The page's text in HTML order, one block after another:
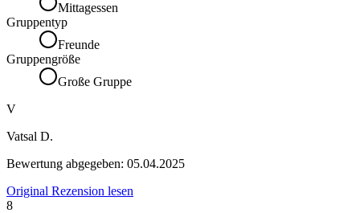
Mittagessen
Gruppentyp
Freunde
Gruppengröße
Große Gruppe
V
Vatsal D.
Bewertung abgegeben: 05.04.2025
Original Rezension lesen
8